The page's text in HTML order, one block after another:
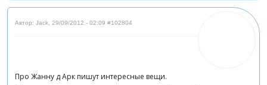
Автор: Jack 29/09/2012 - 02:09 #102804
Про Жанну д Арк пишут интересные вещи.